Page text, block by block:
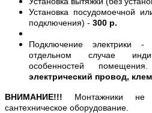
Установка посудомоечной
подключения) - 300 р.
Подключение электрики -
отдельном случае
особенностей
электрический провод,
ВНИМАНИЕ!!! Монтажники не
сантехническое оборудование.